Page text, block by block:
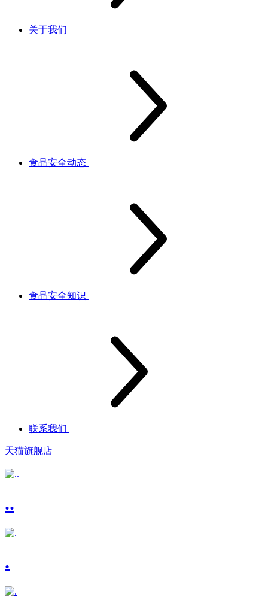
关于我们
食品安全动态
食品安全知识
联系我们
天猫旗舰店
..
.